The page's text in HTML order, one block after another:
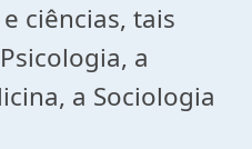
ciências, tais
a
a Sociologia